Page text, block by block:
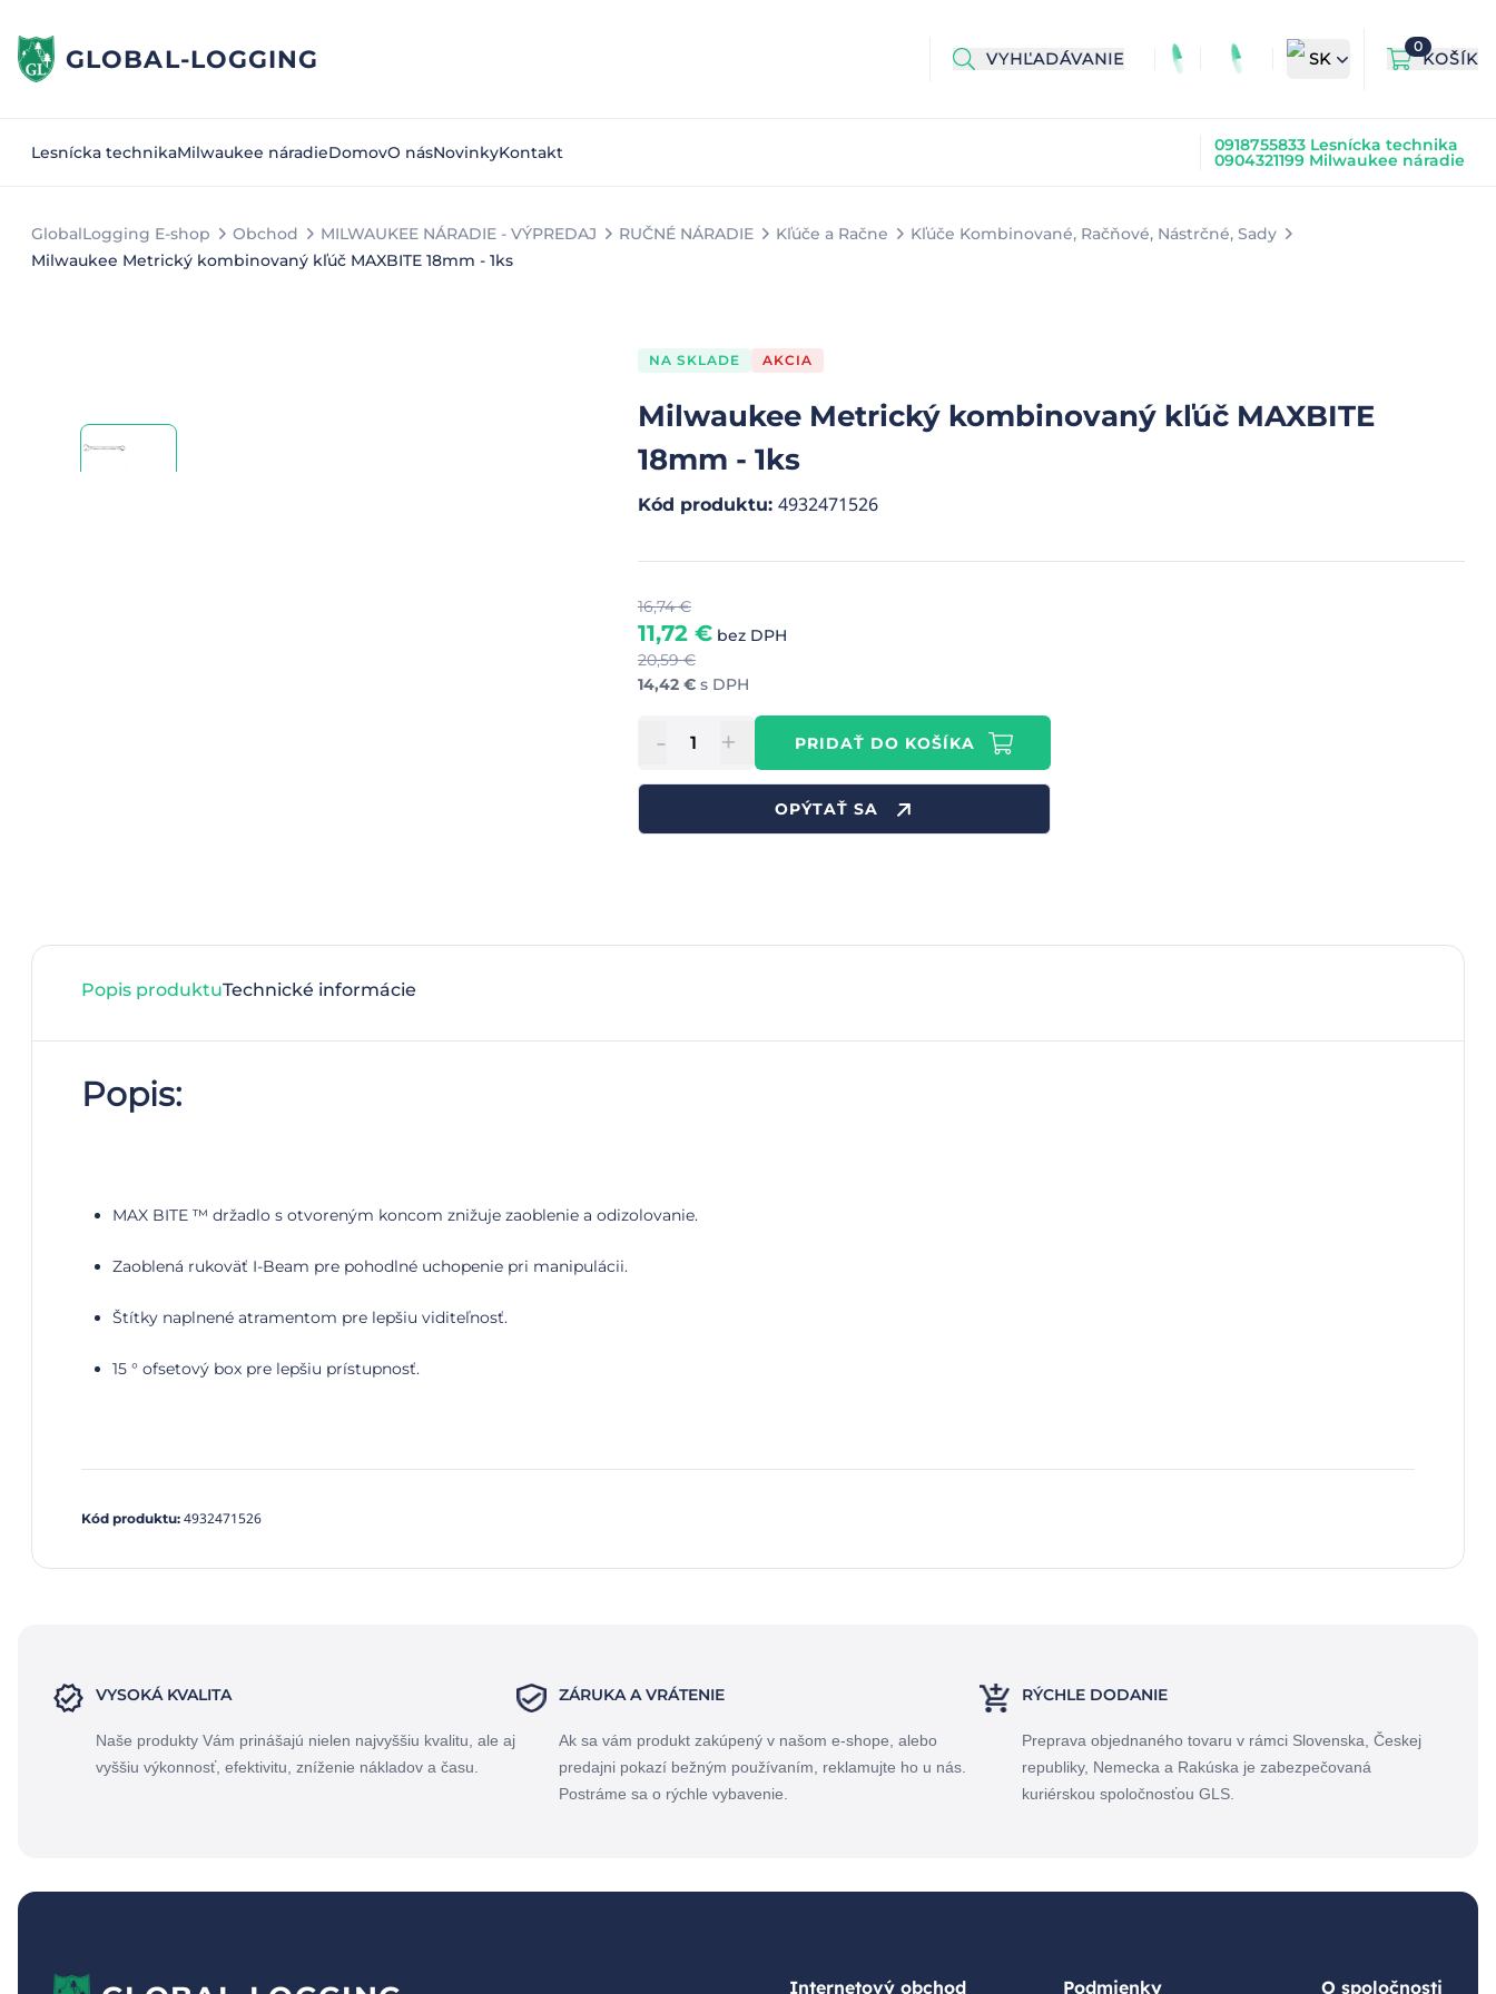
GLOBAL-LOGGING VYHĽADÁVANIE SK
0
KOŠÍK
Lesnícka technikaMilwaukee náradieDomovO násNovinkyKontakt 0918755833 Lesnícka technika
0904321199 Milwaukee náradie
GlobalLogging E-shop Obchod MILWAUKEE NÁRADIE - VÝPREDAJ RUČNÉ NÁRADIE Kľúče a Račne
Kľúče Kombinované, Račňové, Nástrčné, Sady
Milwaukee Metrický kombinovaný kľúč MAXBITE 18mm - 1ks
NA SKLADE AKCIA
Milwaukee Metrický kombinovaný kľúč MAXBITE
18mm - 1ks
Kód produktu: 4932471526
16,74€
11,72 € bez DPH
20,59€
14,42 € s DPH
- + PRIDAŤ DO KOŠÍKA
OPÝTAŤ SA
Popis produktuTechnické informácie
Popis:
MAX BITE ™ držadlo s otvoreným koncom znižuje zaoblenie a odizolovanie.
Zaoblená rukoväť I-Beam pre pohodlné uchopenie pri manipulácii.
Štítky naplnené atramentom pre lepšiu viditeľnosť.
15 ° ofsetový box pre lepšiu prístupnosť.
Kód produktu: 4932471526
VYSOKÁ KVALITA
Naše produkty Vám prinášajú nielen najvyššiu kvalitu, ale aj
vyššiu výkonnosť, efektivitu, zníženie nákladov a času.
ZÁRUKA A VRÁTENIE
Ak sa vám produkt zakúpený v našom e-shope, alebo
predajni pokazí bežným používaním, reklamujte ho u nás.
Postráme sa o rýchle vybavenie.
RÝCHLE DODANIE
Preprava objednaného tovaru v rámci Slovenska, Českej
republiky, Nemecka a Rakúska je zabezpečovaná
kuriérskou spoločnosťou GLS.
Internetový obchod Podmienky O spoločnosti